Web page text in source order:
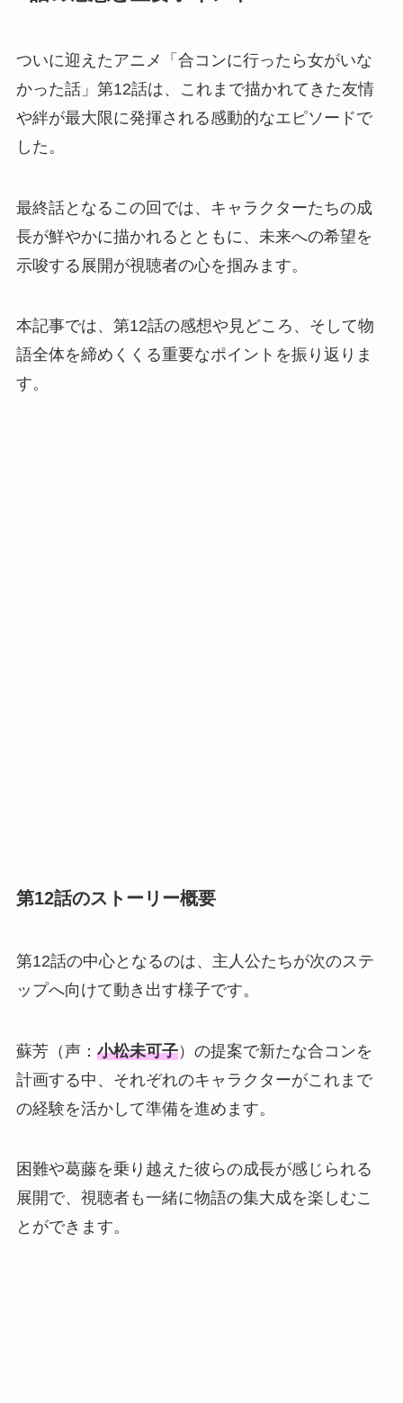
ついに迎えたアニメ「合コンに行ったら女がいな
かった話」第12話は、これまで描かれてきた友情
や絆が最大限に発揮される感動的なエピソードで
した。
最終話となるこの回では、キャラクターたちの成
長が鮮やかに描かれるとともに、未来への希望を
示唆する展開が視聴者の心を掴みます。
本記事では、第12話の感想や見どころ、そして物
語全体を締めくくる重要なポイントを振り返りま
す。
第12話のストーリー概要
第12話の中心となるのは、主人公たちが次のステ
ップへ向けて動き出す様子です。
蘇芳（声： 小松未可子）の提案で新たな合コンを
計画する中、それぞれのキャラクターがこれまで
の経験を活かして準備を進めます。
困難や葛藤を乗り越えた彼らの成長が感じられる
展開で、視聴者も一緒に物語の集大成を楽しむこ
とができます。